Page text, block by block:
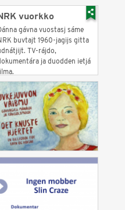
vuorkko
gávna vuostasj sáme
buvtajt 1960-jagijs gitta
TV-rájdo,
ja duodden ietjá